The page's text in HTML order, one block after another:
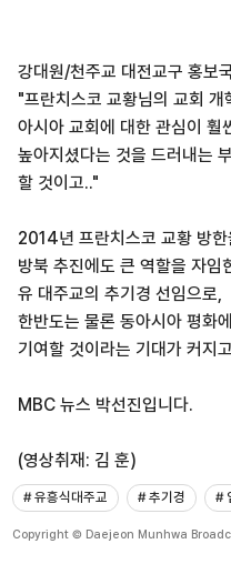
강대원/천주교 대전교구 홍보
"프란치스코 교황님의 교회 개
아시아 교회에 대한 관심이 훨
높아지셨다는 것을 드러내는
할 것이고.."
2014년 프란치스코 교황 방한
방북 추진에도 큰 역할을 자임
유 대주교의 추기경 선임으로,
한반도는 물론 동아시아 평화
기여할 것이라는 기대가 커지
MBC 뉴스 박선진입니다.
(영상취재: 김 훈)
# 유흥식대주교 # 추기경 #
Copyright © Daejeon Munhwa